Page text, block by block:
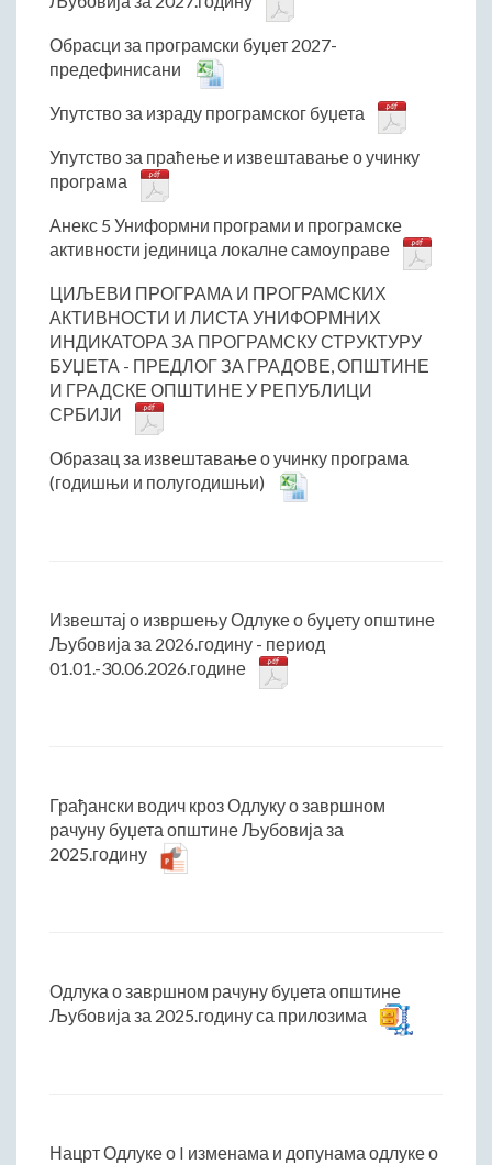
Састави Управних одбора и сталних радних тела
Општи и просторни положај подручја општине
Развој и просторни размештај привреде
Пољопривреда
Шумарство
Индустрија
Занатство
Саобраћај и везе
Трговинa
Угоститељство и туризам
Комунална делатност
Јавна предузећа
Социјална заштита
Спорт
Љубовија некад
Природа у Азбуковици
Римски мост
Кањон Трешњице
Манастир Свете Тројице
Обрасци за програмски буџет 2027-
предефинисани
Упутство за израду програмског буџета
Упутство за праћење и извештавање о учинку
програма
Анекс 5 Униформни програми и програмске
активности јединица локалне самоуправе
ЦИЉЕВИ ПРОГРАМА И ПРОГРАМСКИХ
АКТИВНОСТИ И ЛИСТА УНИФОРМНИХ
ИНДИКАТОРА ЗА ПРОГРАМСКУ СТРУКТУРУ
БУЏЕТА - ПРЕДЛОГ ЗА ГРАДОВЕ, ОПШТИНЕ
И ГРАДСКЕ ОПШТИНЕ У РЕПУБЛИЦИ
СРБИЈИ
Образац за извештавање о учинку програма
(годишњи и полугодишњи)
Извештај о извршењу Одлуке о буџету општине
Љубовија за 2026.годину - период
01.01.-30.06.2026.године
Грађански водич кроз Одлуку о завршном
рачуну буџета општине Љубовија за
2025.годину
Одлука о завршном рачуну буџета општине
Љубовија за 2025.годину са прилозима
Нацрт Одлуке о I изменама и допунама одлуке о